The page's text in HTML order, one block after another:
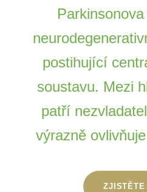
postihující
soustavu. Mezi
patří
výrazně
ZJISTĚTE